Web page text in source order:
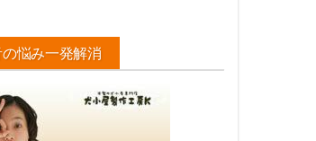
悩み一発解消